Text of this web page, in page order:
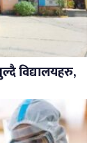
विद्यालयहरु,